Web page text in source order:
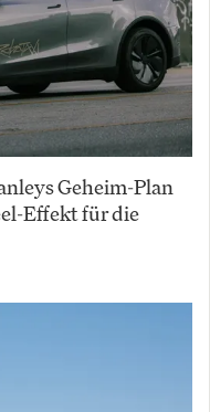
Geheim-Plan
Effekt für die